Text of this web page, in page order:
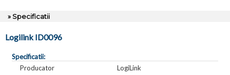
» Specificatii
Logilink ID0096
Specificatii:
Producator
LogiLink